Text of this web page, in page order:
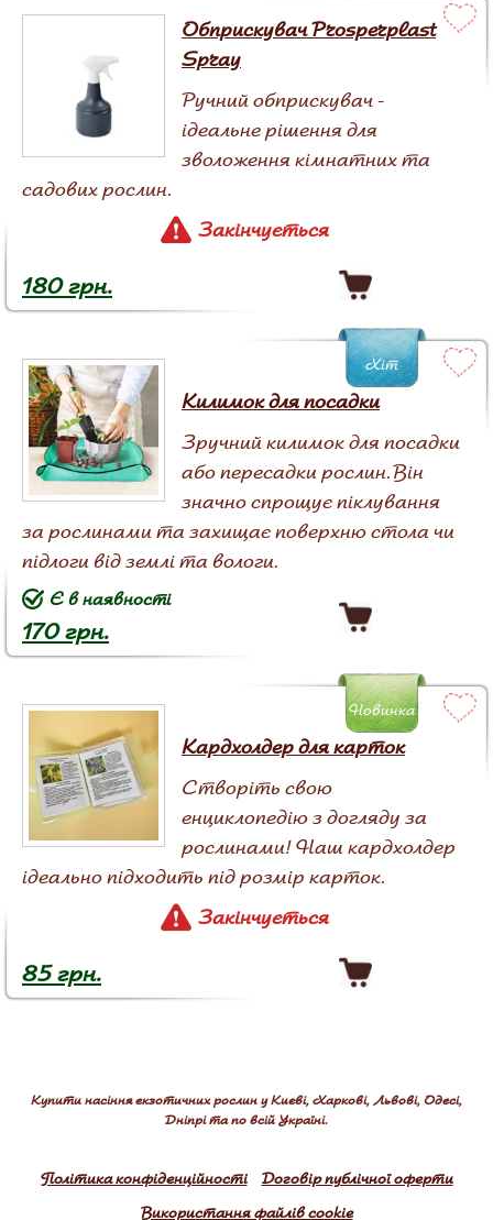
Обприскувач Prosperplast
Spray
Ручний обприскувач -
ідеальне рішення для
зволоження кімнатних та
садових рослин.
Закінчується
180 грн.
Килимок для посадки
Зручний килимок для посадки
або пересадки рослин. Він
значно спрощує піклування
за рослинами та захищає поверхню стола чи
підлоги від землі та вологи.
170 грн.
Є в наявності
Хіт
Кардхолдер для карток
Створіть свою
енциклопедію з догляду за
рослинами! Наш кардхолдер
ідеально підходить під розмір карток.
Закінчується
85 грн.
Новинка
Купити насіння екзотичних рослин у Києві, Харкові, Львові, Одесі,
Дніпрі та по всій Україні.
Політика конфіденційності
Договір публічної оферти
Використання файлів cookie